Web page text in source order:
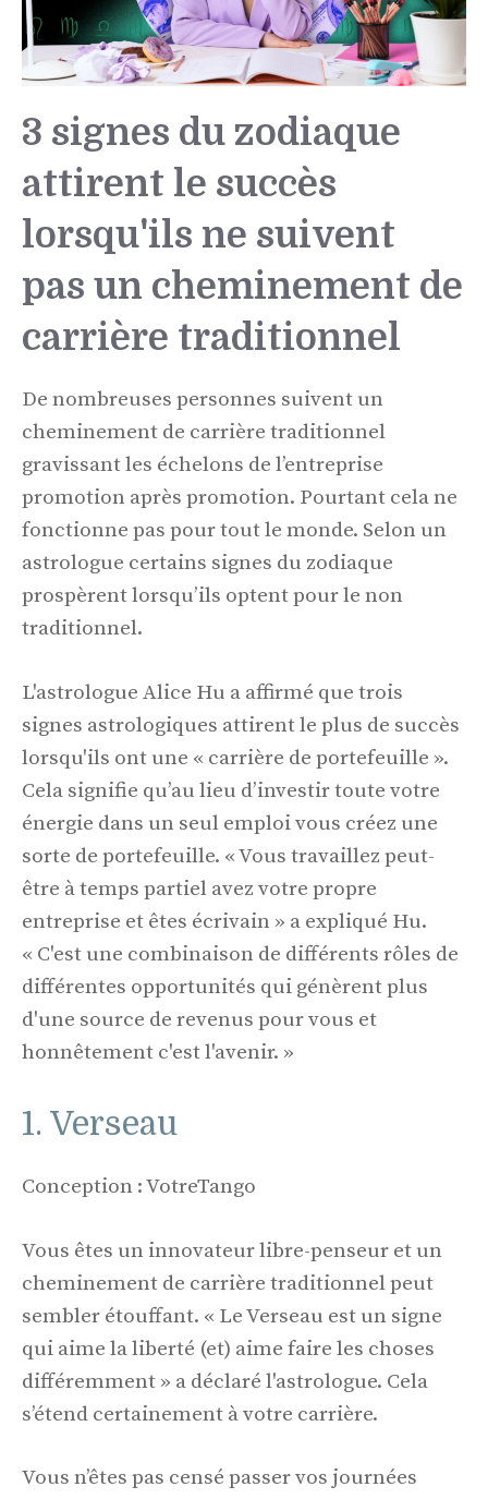
3 signes du zodiaque
attirent le succès
lorsqu'ils ne suivent
pas un cheminement de
carrière traditionnel
De nombreuses personnes suivent un
cheminement de carrière traditionnel
gravissant les échelons de l’entreprise
promotion après promotion. Pourtant cela ne
fonctionne pas pour tout le monde. Selon un
astrologue certains signes du zodiaque
prospèrent lorsqu’ils optent pour le non
traditionnel.
L'astrologue Alice Hu a affirmé que trois
signes astrologiques attirent le plus de succès
lorsqu'ils ont une « carrière de portefeuille ».
Cela signifie qu’au lieu d’investir toute votre
énergie dans un seul emploi vous créez une
sorte de portefeuille. « Vous travaillez peut-
être à temps partiel avez votre propre
entreprise et êtes écrivain » a expliqué Hu.
« C'est une combinaison de différents rôles de
différentes opportunités qui génèrent plus
d'une source de revenus pour vous et
honnêtement c'est l'avenir. »
1. Verseau
Conception : VotreTango
Vous êtes un innovateur libre-penseur et un
cheminement de carrière traditionnel peut
sembler étouffant. « Le Verseau est un signe
qui aime la liberté (et) aime faire les choses
différemment » a déclaré l'astrologue. Cela
s’étend certainement à votre carrière.
Vous n’êtes pas censé passer vos journées